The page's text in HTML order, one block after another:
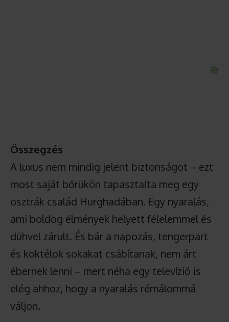
Összegzés
A luxus nem mindig jelent biztonságot – ezt
most saját bőrükön tapasztalta meg egy
osztrák család Hurghadában. Egy nyaralás,
ami boldog élmények helyett félelemmel és
dühvel zárult. És bár a napozás, tengerpart
és koktélok sokakat csábítanak, nem árt
ébernek lenni – mert néha egy televízió is
elég ahhoz, hogy a nyaralás rémálommá
váljon.